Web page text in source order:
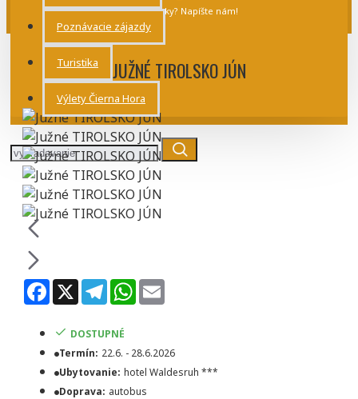
Poznávacie zájazdy
Turistika
Výlety Čierna Hora
Máte otázky? Napíšte nám!
JUŽNÉ TIROLSKO JÚN
Facebook
X TelegramWhatsApp
DOSTUPNÉ
Termín: 22.6. - 28.6.2026
Ubytovanie: hotel Waldesruh ***
Doprava: autobus